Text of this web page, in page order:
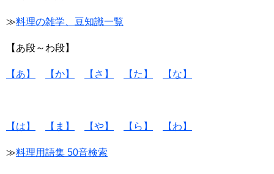
≫料理の雑学、豆知識一覧
【あ段～わ段】
【あ】 【か】 【さ】 【た】 【な】
【は】 【ま】 【や】 【ら】 【わ】
≫料理用語集 50音検索